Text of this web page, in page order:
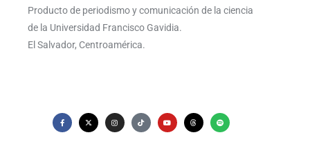
Producto de periodismo y comunicación de la ciencia
de la Universidad Francisco Gavidia.
El Salvador, Centroamérica.